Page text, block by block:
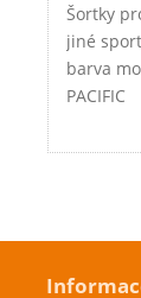
Šortky
jiné
barva
PACIFIC
Skladem